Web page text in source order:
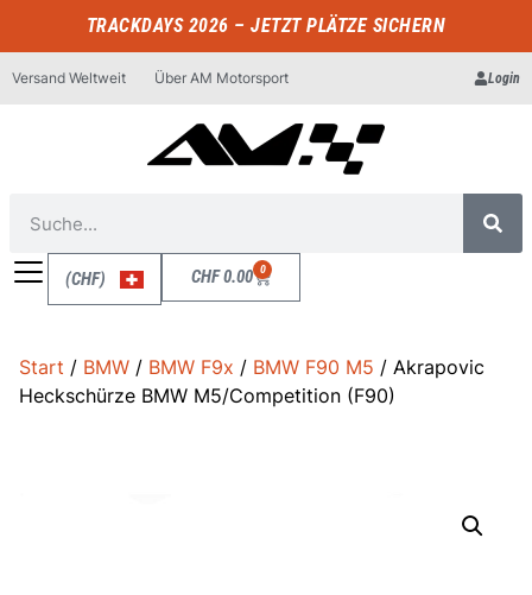
TRACKDAYS 2026 – JETZT PLÄTZE SICHERN
Versand Weltweit Über AM Motorsport Login
(CHF) CHF0.00 0
Start / BMW / BMW F9x / BMW F90 M5 / Akrapovic
Heckschürze BMW M5/Competition (F90)